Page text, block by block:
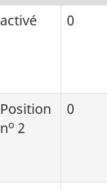
activé 0
Position
no 2
0